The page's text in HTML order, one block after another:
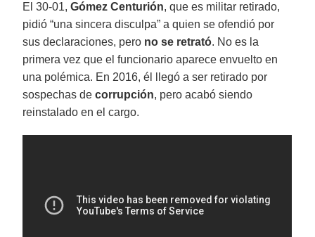
El 30-01,Gómez Centurión, que es militar retirado,
pidió “una sincera disculpa” a quien se ofendió por
sus declaraciones, pero no se retrató. No es la
primera vez que el funcionario aparece envuelto en
una polémica. En 2016, él llegó a ser retirado por
sospechas decorrupción, pero acabó siendo
reinstalado en el cargo.